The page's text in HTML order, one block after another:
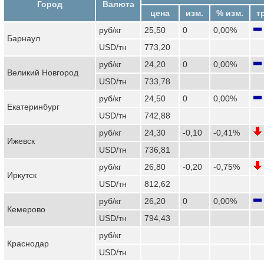
Город Валюта
цена
изм. % изм.
Барнаул
руб/кг 25,50 0
0,00%
USD/тн
773,20
Великий Новгород
руб/кг 24,20 0
0,00%
USD/тн
733,78
Екатеринбург
руб/кг 24,50 0
0,00%
USD/тн
742,88
Ижевск
руб/кг 24,30 -0,10
-0,41%
USD/тн
736,81
Иркутск
руб/кг 26,80 -0,20
-0,75%
USD/тн
812,62
Кемерово
руб/кг 26,20 0
0,00%
USD/тн
794,43
Краснодар
руб/кг
USD/тн